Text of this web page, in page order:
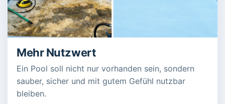
Mehr Nutzwert
Ein Pool soll nicht nur vorhanden sein, sondern
sauber, sicher und mit gutem Gefühl nutzbar
bleiben.